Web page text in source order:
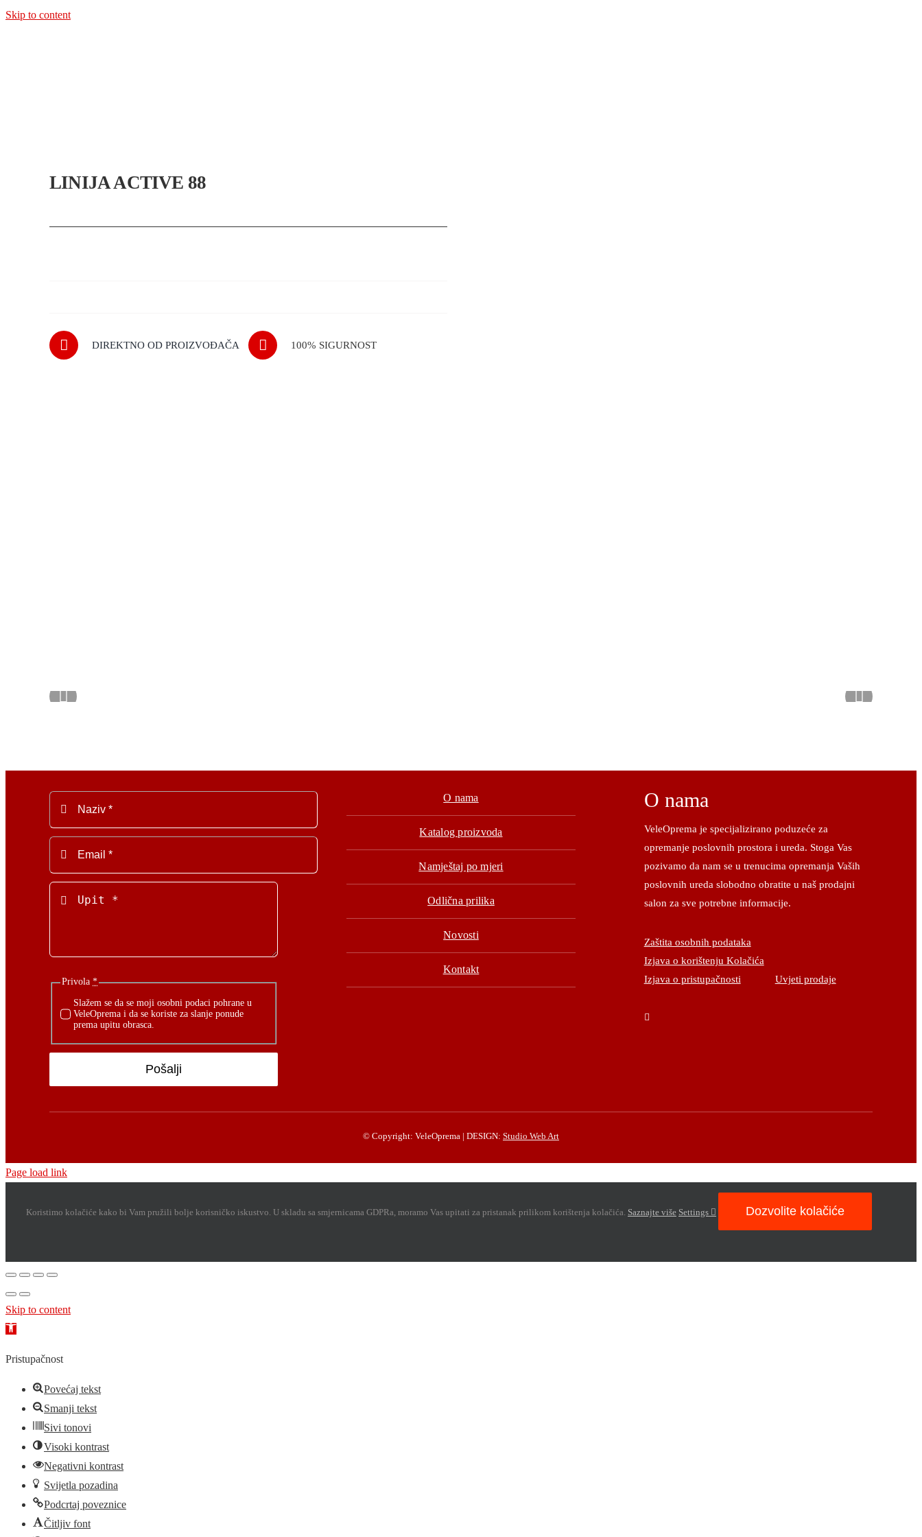
Skip to content
LINIJA ACTIVE 88
DIREKTNO OD PROIZVOĐAČA 100% SIGURNOST
Privola *
Slažem se da se moji osobni podaci pohrane u
VeleOprema i da se koriste za slanje ponude
prema upitu obrasca.
Pošalji
O nama
Katalog proizvoda
Namještaj po mjeri
Odlična prilika
Novosti
Kontakt
O nama
VeleOprema je specijalizirano poduzeće za
opremanje poslovnih prostora i ureda. Stoga Vas
pozivamo da nam se u trenucima opremanja Vaših
poslovnih ureda slobodno obratite u naš prodajni
salon za sve potrebne informacije.
Zaštita osobnih podataka
Izjava o korištenju Kolačića
Izjava o pristupačnosti
Uvjeti prodaje
© Copyright: VeleOprema | DESIGN: Studio Web Art
Page load link
Koristimo kolačiće kako bi Vam pružili bolje korisničko iskustvo. U skladu sa smjernicama GDPRa, moramo Vas upitati za pristanak prilikom korištenja kolačića. Saznajte više Settings Dozvolite kolačiće
Skip to content
Open
Pristupačnost
Povećaj tekst
Smanji tekst
Sivi tonovi
Visoki kontrast
Negativni kontrast
Svijetla pozadina
Podcrtaj poveznice
Čitljiv font